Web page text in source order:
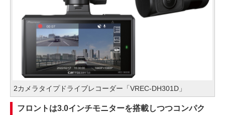
2カメラタイプドライブレコーダー「VREC-DH301D」
フロントは3.0インチモニターを搭載しつつコンパク